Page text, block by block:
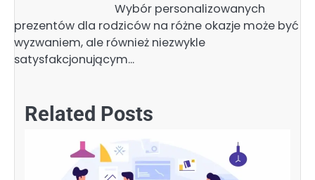
Wybór personalizowanych
prezentów dla rodziców na różne okazje może być
wyzwaniem, ale również niezwykle
satysfakcjonującym…
Related Posts